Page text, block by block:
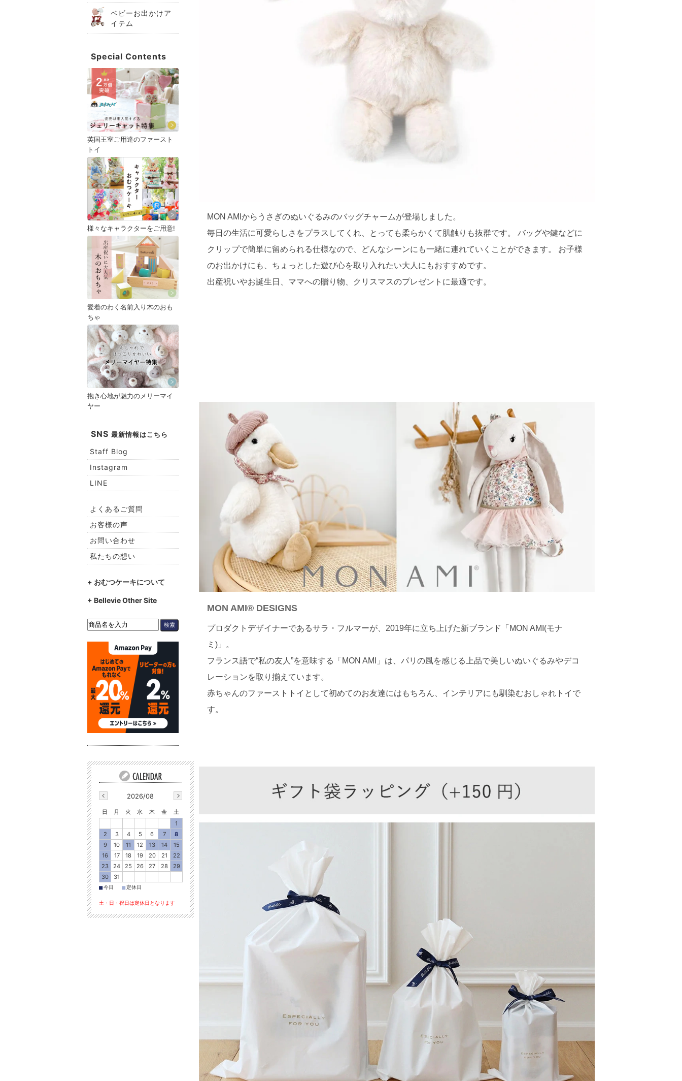
MON AMIからうさぎのぬいぐるみのバッグチャームが登場しました。
毎日の生活に可愛らしさをプラスしてくれ、とっても柔らかくて肌触りも抜群です。 バッグや鍵などに
クリップで簡単に留められる仕様なので、どんなシーンにも一緒に連れていくことができます。 お子様
のお出かけにも、ちょっとした遊び心を取り入れたい大人にもおすすめです。
出産祝いやお誕生日、ママへの贈り物、クリスマスのプレゼントに最適です。
MON AMI® DESIGNS
プロダクトデザイナーであるサラ・フルマーが、2019年に立ち上げた新ブランド「MON AMI(モナ
ミ)」。
フランス語で“私の友人”を意味する「MON AMI」は、パリの風を感じる上品で美しいぬいぐるみやデコ
レーションを取り揃えています。
赤ちゃんのファーストトイとして初めてのお友達にはもちろん、インテリアにも馴染むおしゃれトイで
す。
ベビーお出かけア
イテム
Special Contents
英国王室ご用達のファースト
トイ
様々なキャラクターをご用意!
愛着のわく名前入り木のおも
ちゃ
抱き心地が魅力のメリーマイ
ヤー
SNS 最新情報はこちら
Staff Blog
Instagram
LINE
よくあるご質問
お客様の声
お問い合わせ
私たちの想い
+ おむつケーキについて
+ Bellevie Other Site
2026/08
日 月 火 水 木 金
土
1
2
3 4 5 6 7
8
9
10 11 12 13 14
15
16
17 18 19 20 21
22
23
24 25 26 27 28
29
30
31
■今日 ■定休日
土・日・祝日は定休日となります